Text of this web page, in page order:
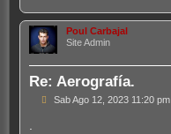
Poul Carbajal
Site Admin
Re: Aerografía.
M
Sab Ago 12, 2023 11:20 pm